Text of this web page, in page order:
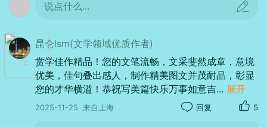
说点什么...
昆仑lsm(文学领域优质作者)
赏学佳作精品！您的文笔流畅，文采斐然成章，意境
优美，佳句叠出感人，制作精美图文并茂耐品，彰显
您的才华横溢！恭祝写美篇快乐万事如意吉... 展开
2025-11-25 来自上海 回复 5